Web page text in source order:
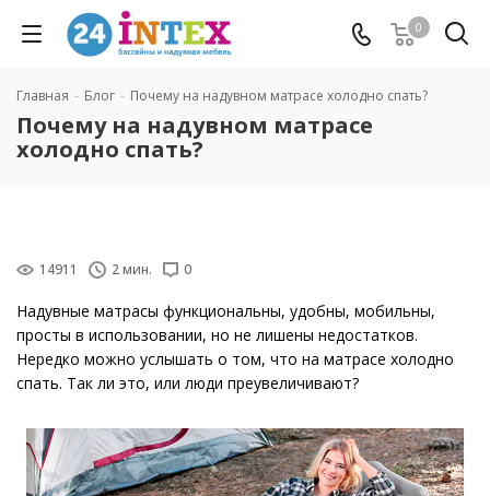
0
Главная - Блог - Почему на надувном матрасе холодно спать?
Почему на надувном матрасе
холодно спать?
14911 2 мин. 0
Надувные матрасы функциональны, удобны, мобильны,
просты в использовании, но не лишены недостатков.
Нередко можно услышать о том, что на матрасе холодно
спать. Так ли это, или люди преувеличивают?